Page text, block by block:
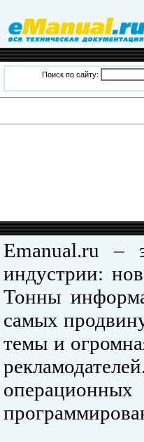
Поиск по сайту:
Emanual.ru –
индустрии:
Тонны
самых
темы и